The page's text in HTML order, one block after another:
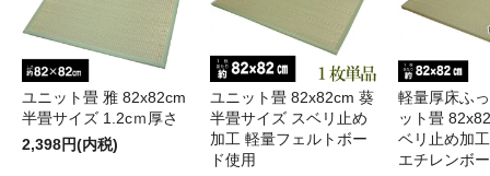
ユニット畳 雅 82x82cm
半畳サイズ 1.2cｍ厚さ
2,398円(内税)
ユニット畳 82x82cm 葵
半畳サイズ スベリ止め
加工 軽量フェルトボー
ド使用
軽量厚床ふ
ット畳
ベリ止め加
エチレンボ